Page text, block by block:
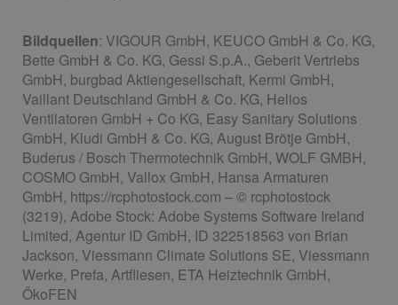
Bildquellen: VIGOUR GmbH, KEUCO GmbH & Co. KG,
Bette GmbH & Co. KG, Gessi S.p.A., Geberit Vertriebs
GmbH, burgbad Aktiengesellschaft, Kermi GmbH,
Vaillant Deutschland GmbH & Co. KG, Helios
Ventilatoren GmbH + Co KG, Easy Sanitary Solutions
GmbH, Kludi GmbH & Co. KG, August Brötje GmbH,
Buderus / Bosch Thermotechnik GmbH, WOLF GMBH,
COSMO GmbH, Vallox GmbH, Hansa Armaturen
GmbH, https://rcphotostock.com – © rcphotostock
(3219), Adobe Stock: Adobe Systems Software Ireland
Limited, Agentur ID GmbH, ID 322518563 von Brian
Jackson, Viessmann Climate Solutions SE, Viessmann
Werke, Prefa, Artfliesen, ETA Heiztechnik GmbH,
ÖkoFEN